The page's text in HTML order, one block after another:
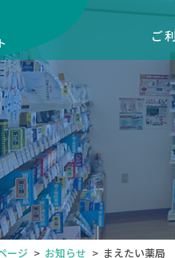
ご
ージ お知らせ まえたい薬局